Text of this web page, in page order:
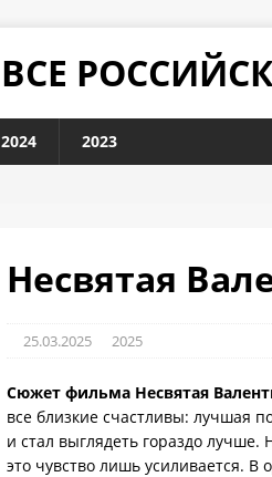
ВСЕ
2024 2023
Несвятая
25.03.2025 2025
Сюжет фильма Несвятая
все близкие счастливы: лучшая
и стал выглядеть гораздо
это чувство лишь усиливается.